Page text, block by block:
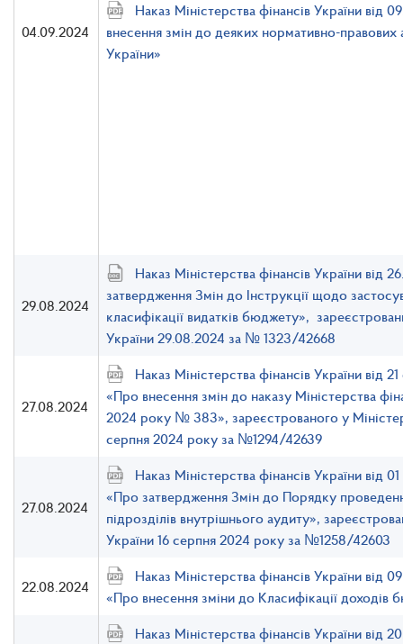
04.09.2024
Наказ Міністерства фінансів України
внесення змін до деяких нормативно-правових
України»
29.08.2024
Наказ Міністерства фінансів України
затвердження Змін до Інструкції щодо
класифікації видатків бюджету»,
України 29.08.2024 за № 1323/42668
27.08.2024
Наказ Міністерства фінансів України
«Про внесення змін до наказу Міністерства
2024 року № 383», зареєстрованого у
серпня 2024 року за №1294/42639
27.08.2024
Наказ Міністерства фінансів України
«Про затвердження Змін до Порядку
підрозділів внутрішнього аудиту»,
України 16 серпня 2024 року за №1258/42603
22.08.2024
Наказ Міністерства фінансів України
«Про внесення зміни до Класифікації доходів
Наказ Міністерства фінансів України